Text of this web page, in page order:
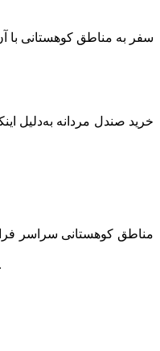
سفر به مناطق کوهستانی با
خرید صندل مردانه به‌دلیل
مناطق کوهستانی سراسر
: با توجه به بارش‌های مکرر در مناطق کوهستانی و وجود چشمه‌هایی جوشان و رودخانه‌هایی زلال، کفش انتخابی باید از متریال ضدآب ساخته شده باشد.